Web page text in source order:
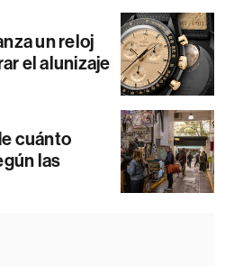
un reloj
el alunizaje
cuánto
las